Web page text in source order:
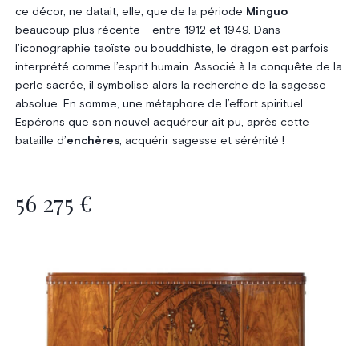
ce décor, ne datait, elle, que de la période Minguo
beaucoup plus récente – entre 1912 et 1949. Dans
l’iconographie taoïste ou bouddhiste, le dragon est parfois
interprété comme l’esprit humain. Associé à la conquête de la
perle sacrée, il symbolise alors la recherche de la sagesse
absolue. En somme, une métaphore de l’effort spirituel.
Espérons que son nouvel acquéreur ait pu, après cette
bataille d’enchères, acquérir sagesse et sérénité !
56 275 €